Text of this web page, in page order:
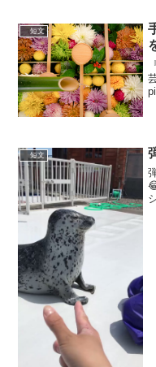
短文
短文